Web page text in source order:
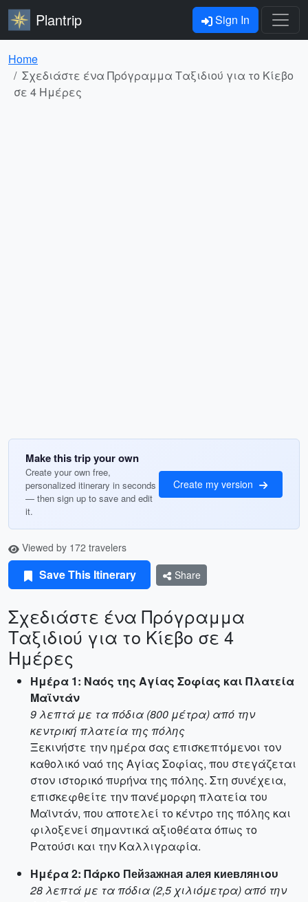
Plantrip Sign In
Home
Σχεδιάστε ένα Πρόγραμμα Ταξιδιού για το Κίεβο
σε 4 Ημέρες
Make this trip your own
Create your own free,
personalized itinerary in seconds
— then sign up to save and edit
it.
Create my version
Viewed by 172 travelers
Save This Itinerary Share
Σχεδιάστε ένα Πρόγραμμα
Ταξιδιού για το Κίεβο σε 4
Ημέρες
Ημέρα 1: Ναός της Αγίας Σοφίας και Πλατεία
Μαϊντάν
9 λεπτά με τα πόδια (800 μέτρα) από την
κεντρική πλατεία της πόλης
Ξεκινήστε την ημέρα σας επισκεπτόμενοι τον
καθολικό ναό της Αγίας Σοφίας, που στεγάζεται
στον ιστορικό πυρήνα της πόλης. Στη συνέχεια,
επισκεφθείτε την πανέμορφη πλατεία του
Μαϊντάν, που αποτελεί το κέντρο της πόλης και
φιλοξενεί σημαντικά αξιοθέατα όπως το
Ρατούσι και την Καλλιγραφία.
Ημέρα 2: Πάρκο Пейзажная алея κиевлянιου
28 λεπτά με τα πόδια (2,5 χιλιόμετρα) από την